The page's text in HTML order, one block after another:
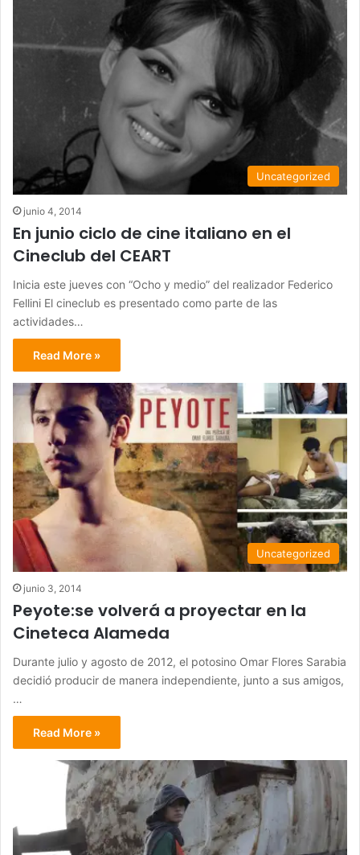
Uncategorized
junio 4, 2014
En junio ciclo de cine italiano en el
Cineclub del CEART
Inicia este jueves con “Ocho y medio” del realizador Federico
Fellini El cineclub es presentado como parte de las
actividades…
Read More »
Uncategorized
junio 3, 2014
Peyote:se volverá a proyectar en la
Cineteca Alameda
Durante julio y agosto de 2012, el potosino Omar Flores Sarabia
decidió producir de manera independiente, junto a sus amigos,
…
Read More »